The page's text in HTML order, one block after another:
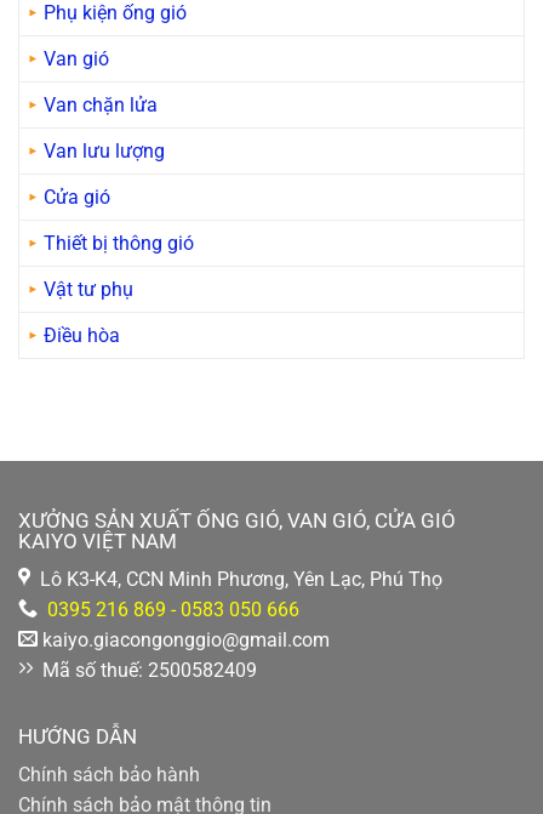
Phụ kiện ống gió
Van gió
Van chặn lửa
Van lưu lượng
Cửa gió
Thiết bị thông gió
Vật tư phụ
Điều hòa
XƯỞNG SẢN XUẤT ỐNG GIÓ, VAN GIÓ, CỬA GIÓ
KAIYO VIỆT NAM
Lô K3-K4, CCN Minh Phương, Yên Lạc, Phú Thọ
0395 216 869 - 0583 050 666
kaiyo.giacongonggio@gmail.com
Mã số thuế: 2500582409
HƯỚNG DẪN
Chính sách bảo hành
Chính sách bảo mật thông tin